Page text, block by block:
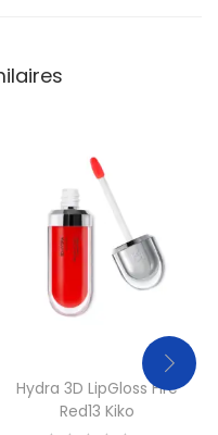
Hydra 3D LipGloss Fire
Red13 Kiko